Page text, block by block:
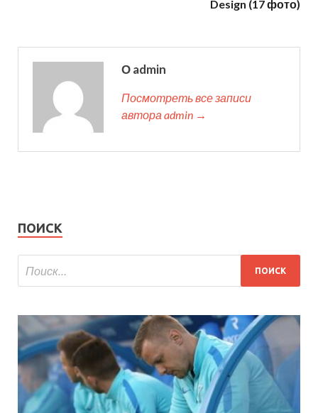
Design (17 фото)
О admin
Посмотреть все записи
автора admin →
ПОИСК